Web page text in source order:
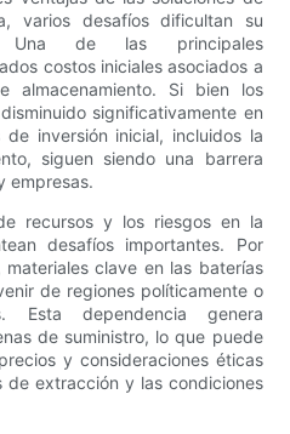
varios desafíos dificultan su
Una de las principales
costos iniciales asociados a
almacenamiento. Si bien los
significativamente en
inversión inicial, incluidos la
siguen siendo una barrera
empresas.
recursos y los riesgos en la
desafíos importantes. Por
clave en las baterías
de regiones políticamente o
Esta dependencia genera
de suministro, lo que puede
y consideraciones éticas
de extracción y las condiciones